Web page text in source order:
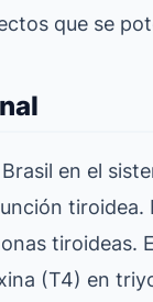
que se
en el
tiroideas.
(T4) en